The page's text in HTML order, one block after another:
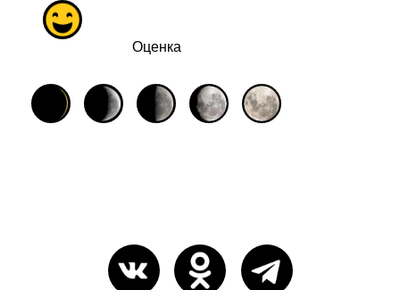
Оценка